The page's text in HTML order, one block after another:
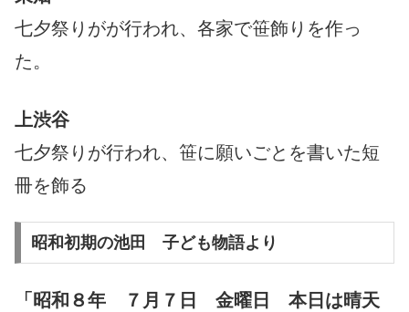
七夕祭りがが行われ、各家で笹飾りを作っ
た。
上渋谷
七夕祭りが行われ、笹に願いごとを書いた短
冊を飾る
昭和初期の池田 子ども物語より
「昭和８年 ７月７日 金曜日 本日は晴天